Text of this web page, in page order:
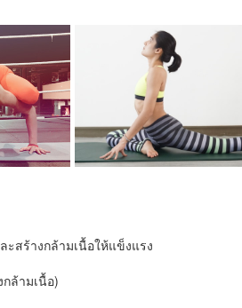
สร้างกล้ามเนื้อให้แข็งแรง
ล้ามเนื้อ)